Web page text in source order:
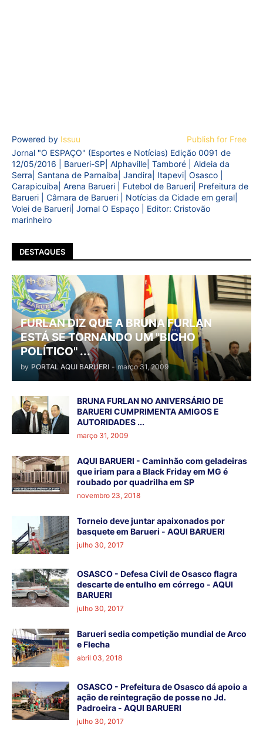
Powered by Issuu
Publish for Free
Jornal "O ESPAÇO" (Esportes e Notícias) Edição 0091 de
12/05/2016 | Barueri-SP| Alphaville| Tamboré | Aldeia da
Serra| Santana de Parnaíba| Jandira| Itapevi| Osasco |
Carapicuíba| Arena Barueri | Futebol de Barueri| Prefeitura de
Barueri | Câmara de Barueri | Notícias da Cidade em geral|
Volei de Barueri| Jornal O Espaço | Editor: Cristovão
marinheiro
DESTAQUES
FURLAN DIZ QUE A BRUNA FURLAN
ESTÁ SE TORNANDO UM "BICHO
POLÍTICO" ...
by PORTAL AQUI BARUERI - março 31, 2009
BRUNA FURLAN NO ANIVERSÁRIO DE
BARUERI CUMPRIMENTA AMIGOS E
AUTORIDADES ...
março 31, 2009
AQUI BARUERI - Caminhão com geladeiras
que iriam para a Black Friday em MG é
roubado por quadrilha em SP
novembro 23, 2018
Torneio deve juntar apaixonados por
basquete em Barueri - AQUI BARUERI
julho 30, 2017
OSASCO - Defesa Civil de Osasco flagra
descarte de entulho em córrego - AQUI
BARUERI
julho 30, 2017
Barueri sedia competição mundial de Arco
e Flecha
abril 03, 2018
OSASCO - Prefeitura de Osasco dá apoio a
ação de reintegração de posse no Jd.
Padroeira - AQUI BARUERI
julho 30, 2017